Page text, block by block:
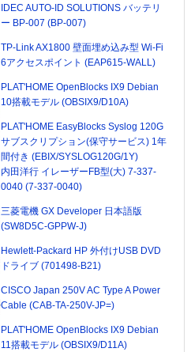
IDEC AUTO-ID SOLUTIONS バッテリ
ー BP-007 (BP-007)
TP-Link AX1800 壁面埋め込み型 Wi-Fi
6アクセスポイント (EAP615-WALL)
PLAT'HOME OpenBlocks IX9 Debian
10搭載モデル (OBSIX9/D10A)
PLAT'HOME EasyBlocks Syslog 120G
サブスクリプション(保守サービス) 1年
間付き (EBIX/SYSLOG120G/1Y)
内田洋行 イレーザーFB型(大) 7-337-
0040 (7-337-0040)
三菱電機 GX Developer 日本語版
(SW8D5C-GPPW-J)
Hewlett-Packard HP 外付けUSB DVD
ドライブ (701498-B21)
CISCO Japan 250V AC Type A Power
Cable (CAB-TA-250V-JP=)
PLAT'HOME OpenBlocks IX9 Debian
11搭載モデル (OBSIX9/D11A)